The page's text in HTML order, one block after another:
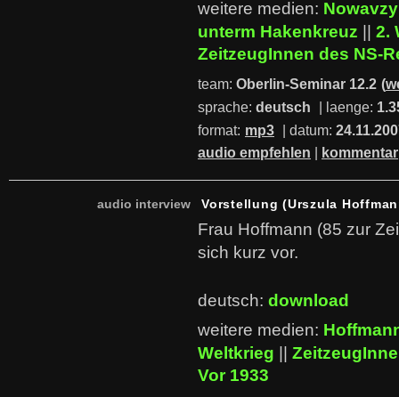
weitere medien:
unterm Hakenkreuz
2.
ZeitzeugInnen des NS-
team: Oberlin-Seminar 12.2 (
sprache: deutsch | laenge:
format: mp3 | datum:
audio empfehlen
kommentar
audio interview Vorstellung (Urszula
Frau Hoffmann (85 zur
sich kurz vor.
deutsch: download
weitere medien:
Weltkrieg
Vor 1933